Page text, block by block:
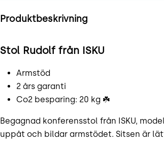
Produktbeskrivning
Stol Rudolf från ISKU
Armstöd
2 års garanti
Co2 besparing: 20 kg ☘️
Begagnad konferensstol från ISKU,
uppåt och bildar armstödet. Sitsen är